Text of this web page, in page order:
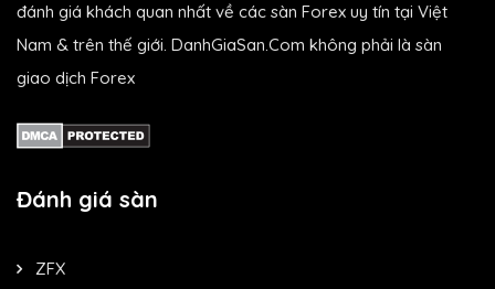
đánh giá khách quan nhất về các sàn Forex uy tín tại Việt
Nam & trên thế giới. DanhGiaSan.Com không phải là sàn
giao dịch Forex
Đánh giá sàn
ZFX